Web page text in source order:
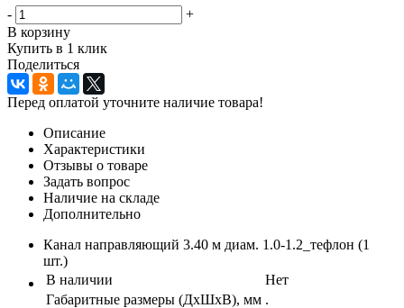
-
+
В корзину
Купить в 1 клик
Поделиться
Перед оплатой уточните наличие товара!
Описание
Характеристики
Отзывы о товаре
Задать вопрос
Наличие на складе
Дополнительно
Канал направляющий 3.40 м диам. 1.0-1.2_тефлон (1
шт.)
В наличии
Нет
Габаритные размеры (ДхШхВ), мм .